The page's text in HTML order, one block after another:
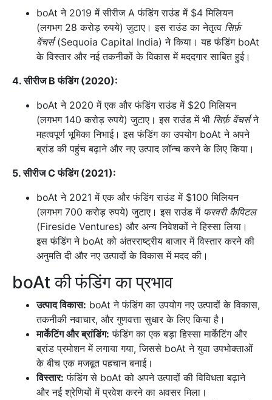
boAt ने 2019 में सीरीज A फंडिंग राउंड में $4 मिलियन
(लगभग 28 करोड़ रुपये) जुटाए। इस राउंड का नेतृत्व सिर्फ़
वेंचर्स(Sequoia Capital India) ने किया। यह फंडिंग boAt
के विस्तार और नई तकनीकों के विकास में मददगार साबित हुई।
4. सीरीज B फंडिंग (2020):
boAt ने 2020 में एक और फंडिंग राउंड में $20 मिलियन
(लगभग 140 करोड़ रुपये) जुटाए। इस राउंड में भी सिर्फ़ वेंचर्सने
महत्वपूर्ण भूमिका निभाई। इस फंडिंग का उपयोग boAt ने अपने
ब्रांड की पहुंच बढ़ाने और नए उत्पाद लॉन्च करने के लिए किया।
5. सीरीज C फंडिंग (2021):
boAt ने 2021 में एक और फंडिंग राउंड में $100 मिलियन
(लगभग 700 करोड़ रुपये) जुटाए। इस राउंड में फरवरी कैपिटल
(Fireside Ventures) और अन्य निवेशकों ने हिस्सा लिया।
इस फंडिंग ने boAt को अंतरराष्ट्रीय बाजार में विस्तार करने की
अनुमति दी और नए उत्पादों के विकास में मदद की।
boAt की फंडिंग का प्रभाव
उत्पाद विकास: boAt ने फंडिंग का उपयोग नए उत्पादों के विकास,
तकनीकी नवाचार, और गुणवत्ता सुधार के लिए किया है।
मार्केटिंग और ब्रांडिंग: फंडिंग का एक बड़ा हिस्सा मार्केटिंग और
ब्रांड प्रमोशन में लगाया गया, जिससे boAt ने युवा उपभोक्ताओं
के बीच एक मजबूत पहचान बनाई।
विस्तार: फंडिंग से boAt को अपने उत्पादों की विविधता बढ़ाने
और नई श्रेणियों में प्रवेश करने का अवसर मिला।